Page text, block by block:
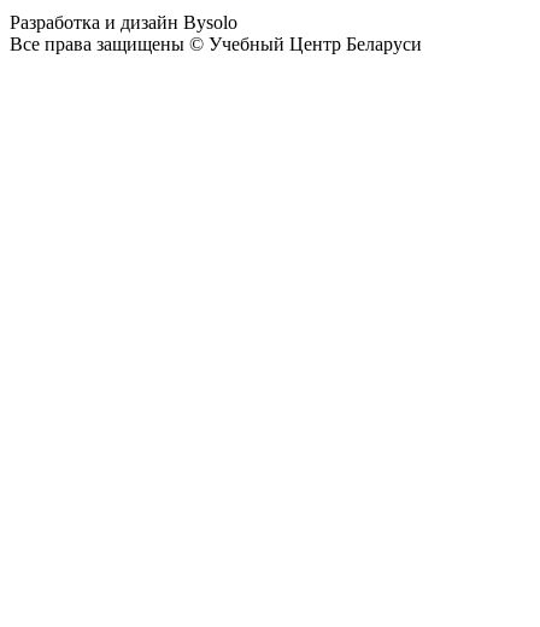
Разработка и дизайн Bysolo
Все права защищены © Учебный Центр Беларуси